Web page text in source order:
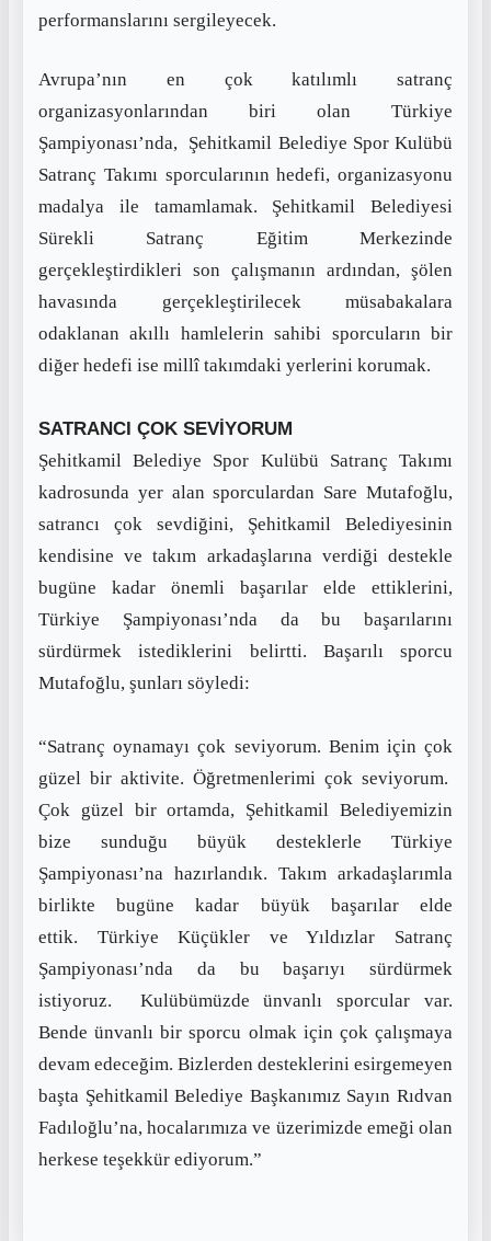
performanslarını sergileyecek.
Avrupa’nın en çok katılımlı satranç
organizasyonlarından biri olan Türkiye
Şampiyonası’nda, Şehitkamil Belediye Spor Kulübü
Satranç Takımı sporcularının hedefi, organizasyonu
madalya ile tamamlamak. Şehitkamil Belediyesi
Sürekli Satranç Eğitim Merkezinde
gerçekleştirdikleri son çalışmanın ardından, şölen
havasında gerçekleştirilecek müsabakalara
odaklanan akıllı hamlelerin sahibi sporcuların bir
diğer hedefi ise millî takımdaki yerlerini korumak.
SATRANCI ÇOK SEVİYORUM
Şehitkamil Belediye Spor Kulübü Satranç Takımı
kadrosunda yer alan sporculardan Sare Mutafoğlu,
satrancı çok sevdiğini, Şehitkamil Belediyesinin
kendisine ve takım arkadaşlarına verdiği destekle
bugüne kadar önemli başarılar elde ettiklerini,
Türkiye Şampiyonası’nda da bu başarılarını
sürdürmek istediklerini belirtti. Başarılı sporcu
Mutafoğlu, şunları söyledi:
“Satranç oynamayı çok seviyorum. Benim için çok
güzel bir aktivite. Öğretmenlerimi çok seviyorum.
Çok güzel bir ortamda, Şehitkamil Belediyemizin
bize sunduğu büyük desteklerle Türkiye
Şampiyonası’na hazırlandık. Takım arkadaşlarımla
birlikte bugüne kadar büyük başarılar elde
ettik. Türkiye Küçükler ve Yıldızlar Satranç
Şampiyonası’nda da bu başarıyı sürdürmek
istiyoruz. Kulübümüzde ünvanlı sporcular var.
Bende ünvanlı bir sporcu olmak için çok çalışmaya
devam edeceğim. Bizlerden desteklerini esirgemeyen
başta Şehitkamil Belediye Başkanımız Sayın Rıdvan
Fadıloğlu’na, hocalarımıza ve üzerimizde emeği olan
herkese teşekkür ediyorum.”